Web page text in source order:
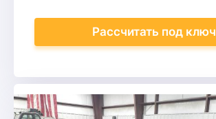
Рассчитать под ключ